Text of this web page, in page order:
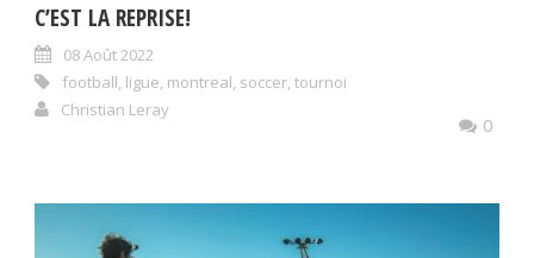
C’EST LA REPRISE!
08 Août 2022
football, ligue, montreal, soccer, tournoi
Christian Leray
0